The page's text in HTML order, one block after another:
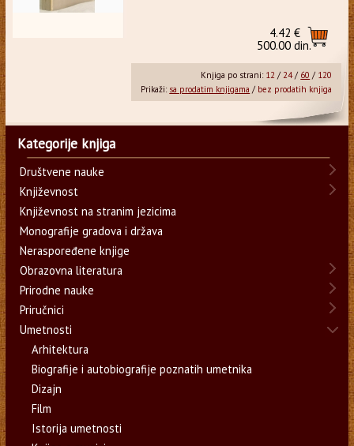
4.42 €
500.00 din.
Knjiga po strani: 12 /24/ 60 / 120
Prikaži: sa prodatim knjigama / bez prodatih knjiga
Kategorije knjiga
Društvene nauke
Književnost
Književnost na stranim jezicima
Monografije gradova i država
Neraspoređene knjige
Obrazovna literatura
Prirodne nauke
Priručnici
Umetnosti
Arhitektura
Biografije i autobiografije poznatih umetnika
Dizajn
Film
Istorija umetnosti